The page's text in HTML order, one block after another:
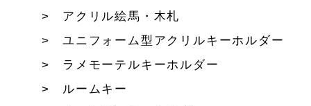
アクリル絵馬・木札
ユニフォーム型アクリルキーホルダー
ラメモーテルキーホルダー
ルームキー